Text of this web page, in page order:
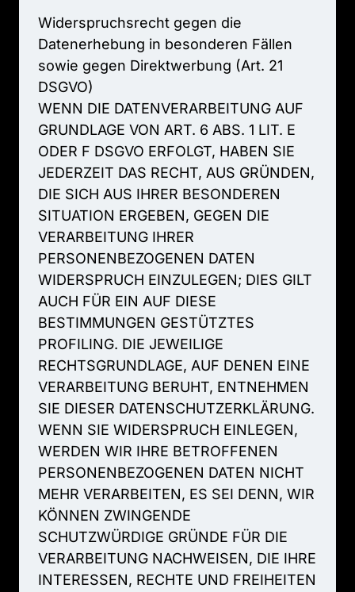
Widerspruchsrecht gegen
Datenerhebung in besonderen
sowie gegen Direktwerbung (Art.
DSGVO)
WENN DIE DATENVERARBEITUNG
GRUNDLAGE VON ART. 6 ABS. 1 LIT.
ODER F DSGVO ERFOLGT, HABEN
JEDERZEIT DAS RECHT, AUS
DIE SICH AUS IHRER
SITUATION ERGEBEN, GEGEN
VERARBEITUNG
PERSONENBEZOGENEN
WIDERSPRUCH EINZULEGEN; DIES
AUCH FÜR EIN AUF
BESTIMMUNGEN
PROFILING. DIE
RECHTSGRUNDLAGE, AUF DENEN
VERARBEITUNG BERUHT,
SIE DIESER
WENN SIE WIDERSPRUCH
WERDEN WIR IHRE
PERSONENBEZOGENEN DATEN
MEHR VERARBEITEN, ES SEI DENN,
KÖNNEN
SCHUTZWÜRDIGE GRÜNDE FÜR
VERARBEITUNG NACHWEISEN, DIE
INTERESSEN, RECHTE UND